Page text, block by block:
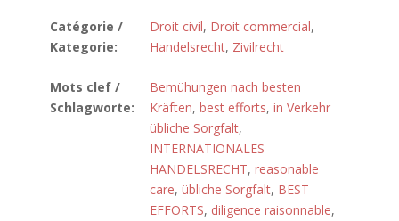
Catégorie /
Kategorie:
Droit civil, Droit commercial,
Handelsrecht, Zivilrecht
Mots clef /
Schlagworte:
Bemühungen nach besten
Kräften, best efforts, in Verkehr
übliche Sorgfalt,
INTERNATIONALES
HANDELSRECHT, reasonable
care, übliche Sorgfalt, BEST
EFFORTS, diligence raisonnable,